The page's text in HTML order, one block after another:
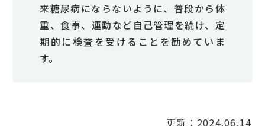
来糖尿病にならないように、普段から体
重、食事、運動など自己管理を続け、定
期的に検査を受けることを勧めていま
す。
更新：2024.06.14